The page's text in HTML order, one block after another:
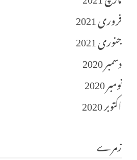
فروری 2021
جنوری 2021
دسمبر 2020
نومبر 2020
اکتوبر 2020
زمرے